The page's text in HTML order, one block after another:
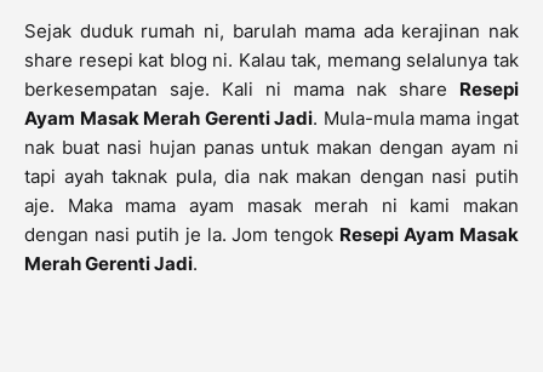
Sejak duduk rumah ni, barulah mama ada kerajinan nak
share resepi kat blog ni. Kalau tak, memang selalunya tak
berkesempatan saje. Kali ni mama nak share Resepi
Ayam Masak Merah Gerenti Jadi. Mula-mula mama ingat
nak buat nasi hujan panas untuk makan dengan ayam ni
tapi ayah taknak pula, dia nak makan dengan nasi putih
aje. Maka mama ayam masak merah ni kami makan
dengan nasi putih je la. Jom tengok Resepi Ayam Masak
Merah Gerenti Jadi.